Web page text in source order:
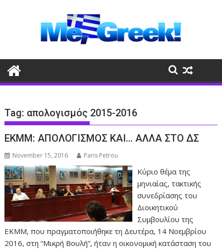
Tag: απολογισμός 2015-2016
ΕΚΜΜ: ΑΠΟΛΟΓΙΣΜΟΣ ΚΑΙ… ΑΛΛΑ ΣΤΟ ΔΣ
November 15, 2016 Paris Petrou
Κύριο θέμα της
μηνιαίας, τακτικής
συνεδρίασης του
Διοικητικού
Συμβουλίου της
ΕΚΜΜ, που πραγματοποιήθηκε τη Δευτέρα, 14 Νοεμβρίου
2016, στη “Μικρή Βουλή”, ήταν η οικονομική κατάσταση του